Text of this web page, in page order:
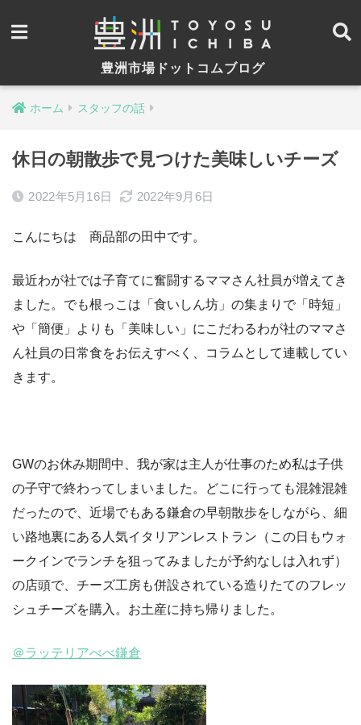
豊洲市場ドットコムブログ
ホーム スタッフの話
休日の朝散歩で見つけた美味しいチーズ
2022年5月16日 2022年9月6日
こんにちは 商品部の田中です。
最近わが社では子育てに奮闘するママさん社員が増えてき
ました。でも根っこは「食いしん坊」の集まりで「時短」
や「簡便」よりも「美味しい」にこだわるわが社のママさ
ん社員の日常食をお伝えすべく、コラムとして連載してい
きます。
GWのお休み期間中、我が家は主人が仕事のため私は子供
の子守で終わってしまいました。どこに行っても混雑混雑
だったので、近場でもある鎌倉の早朝散歩をしながら、細
い路地裏にある人気イタリアンレストラン（この日もウォ
ークインでランチを狙ってみましたが予約なしは入れず）
の店頭で、チーズ工房も併設されている造りたてのフレッ
シュチーズを購入。お土産に持ち帰りました。
＠ラッテリアべべ鎌倉